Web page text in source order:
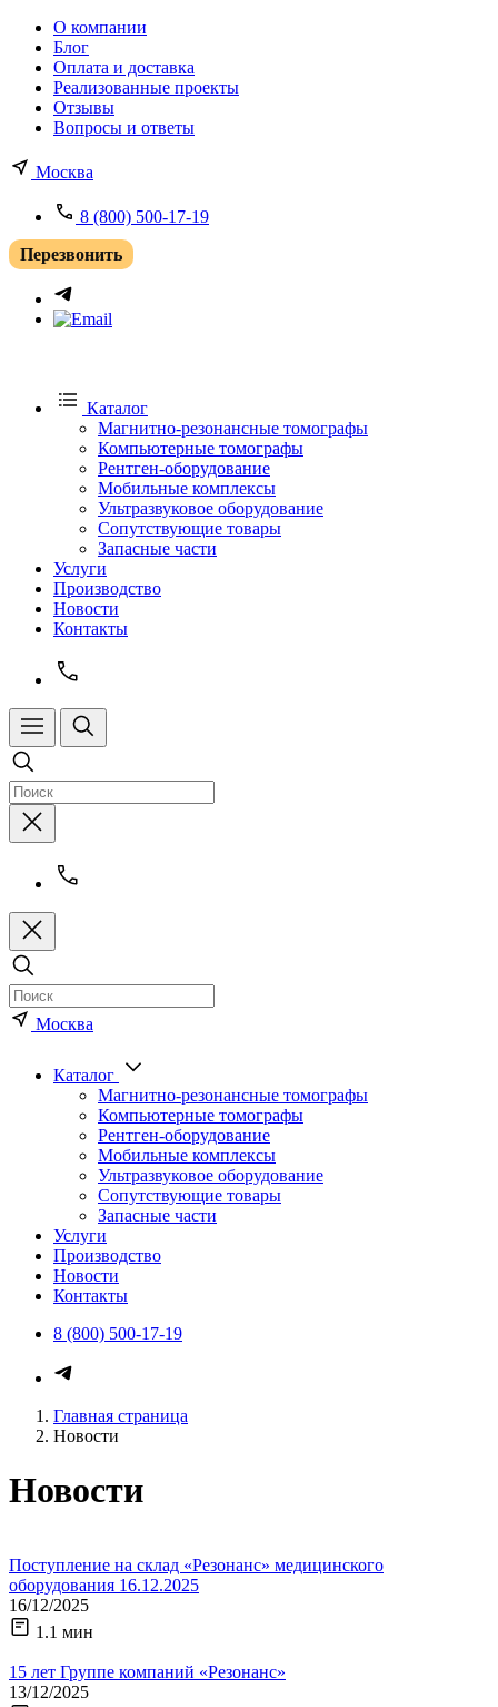
О компании
Блог
Оплата и доставка
Реализованные проекты
Отзывы
Вопросы и ответы
Москва
8 (800) 500-17-19
Перезвонить
Каталог
Магнитно-резонансные томографы
Компьютерные томографы
Рентген-оборудование
Мобильные комплексы
Ультразвуковое оборудование
Сопутствующие товары
Запасные части
Услуги
Производство
Новости
Контакты
Москва
Каталог
Магнитно-резонансные томографы
Компьютерные томографы
Рентген-оборудование
Мобильные комплексы
Ультразвуковое оборудование
Сопутствующие товары
Запасные части
Услуги
Производство
Новости
Контакты
8 (800) 500-17-19
Главная страница
Новости
Новости
Поступление на склад «Резонанс» медицинского
оборудования 16.12.2025
16/12/2025
1.1 мин
15 лет Группе компаний «Резонанс»
13/12/2025